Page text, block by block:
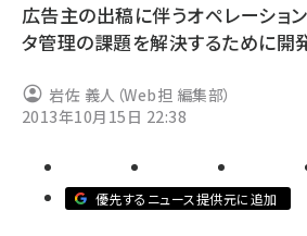
ai (2807)
note (2312)
z世代 (1622)
広告主の出稿に伴うオペレーショ
タ管理の課題を解決するために開
岩佐 義人（Web担 編集部）
2013年10月15日 22:38
優先するニュース提供元に追加